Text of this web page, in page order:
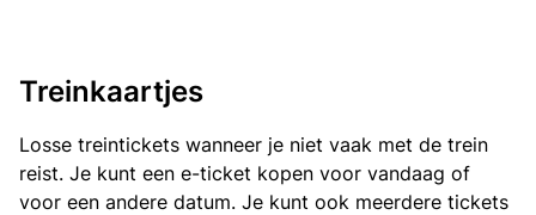
Treinkaartjes
Losse treintickets wanneer je niet vaak met de trein
reist. Je kunt een e-ticket kopen voor vandaag of
voor een andere datum. Je kunt ook meerdere tickets